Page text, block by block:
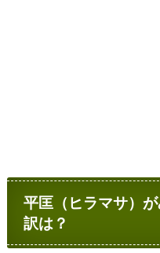
平匡（ヒラマサ）
訳は？